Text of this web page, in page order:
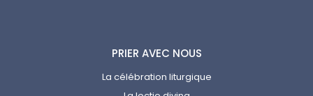
PRIER AVEC NOUS
La célébration liturgique